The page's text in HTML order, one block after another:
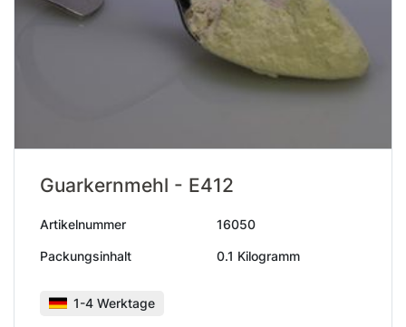
Guarkernmehl - E412
Artikelnummer 16050
Packungsinhalt 0.1 Kilogramm
1-4 Werktage